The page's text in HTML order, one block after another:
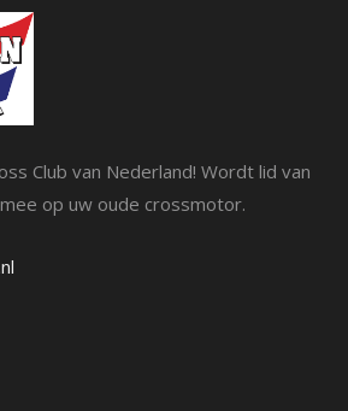
Club van Nederland! Wordt lid van
op uw oude crossmotor.